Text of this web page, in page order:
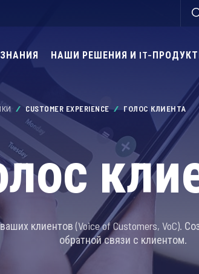
НАШИ РЕШЕНИЯ И IT-
CUSTOMER EXPERIENCE ГОЛОС КЛИЕНТА
клиентов (Voice of Customers, VoC).
обратной связи с клиентом.